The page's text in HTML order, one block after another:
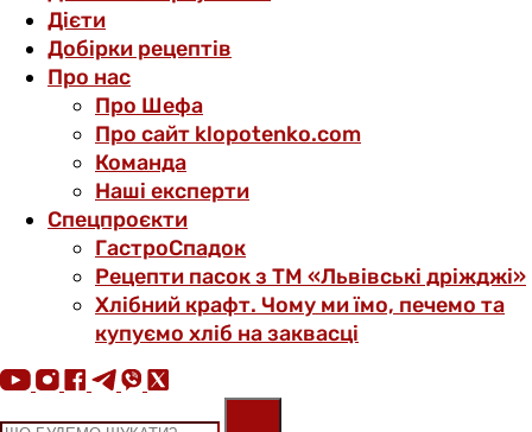
Дієти
Добірки рецептів
Про нас
Про Шефа
Про сайт klopotenko.com
Команда
Наші експерти
Спецпроєкти
ГастроСпадок
Рецепти пасок з ТМ «Львівські дріжджі»
Хлібний крафт. Чому ми їмо, печемо та
купуємо хліб на заквасці